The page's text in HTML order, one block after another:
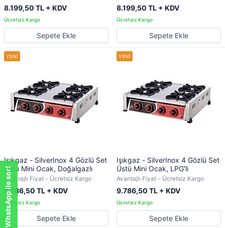
8.199,50 TL + KDV
Sepete Ekle
8.199,50 TL + KDV
Sepete Ekle
Işıkgaz - SilverInox 4 Gözlü Set
Üstü Mini Ocak, Doğalgazlı
Avantajlı Fiyat - Ücretsiz Kargo
9.786,50 TL + KDV
Sepete Ekle
Işıkgaz - SilverInox 4 Gözlü Set
Üstü Mini Ocak, LPG'li
Avantajlı Fiyat - Ücretsiz Kargo
9.786,50 TL + KDV
Sepete Ekle
WhatsApp ile sor!